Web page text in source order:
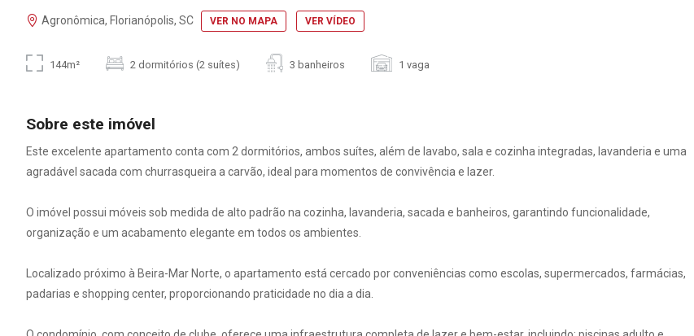
Agronômica, Florianópolis, SC VER NO MAPA VER VÍDEO
144m² 2 dormitórios (2 suítes) 3 banheiros 1 vaga
Sobre este imóvel
Este excelente apartamento conta com 2 dormitórios, ambos suítes, além de lavabo, sala e cozinha integradas, lavanderia e uma
agradável sacada com churrasqueira a carvão, ideal para momentos de convivência e lazer.
O imóvel possui móveis sob medida de alto padrão na cozinha, lavanderia, sacada e banheiros, garantindo funcionalidade,
organização e um acabamento elegante em todos os ambientes.
Localizado próximo à Beira-Mar Norte, o apartamento está cercado por conveniências como escolas, supermercados, farmácias,
padarias e shopping center, proporcionando praticidade no dia a dia.